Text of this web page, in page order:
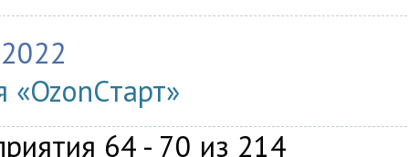
«OzonCтарт»
64 - 70 из 214